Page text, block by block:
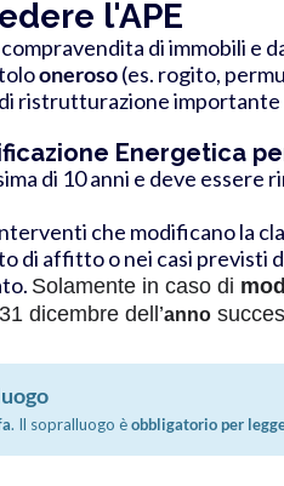
l'APE
di immobili
oneroso(es. rogito,
ristrutturazione importante
Energetica
di 10 anni e deve
che modificano la
affitto o nei casi previsti
Solamente in caso di
dicembre dell’anno
. Il sopralluogo èobbligatorio per